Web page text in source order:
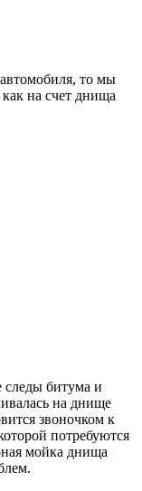
то мы
на счет днища
следы битума и
на днище
звоночком к
потребуются
мойка днища